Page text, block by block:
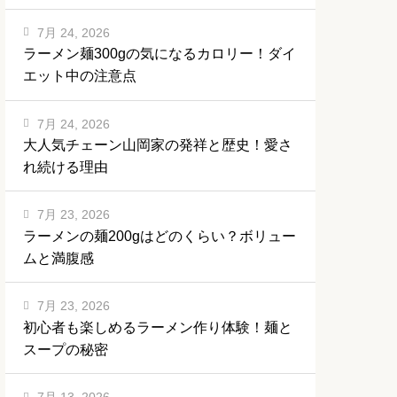
ラーメン麺300gの気になるカロリー！ダイ
エット中の注意点
7月 24, 2026
大人気チェーン山岡家の発祥と歴史！愛さ
れ続ける理由
7月 24, 2026
ラーメンの麺200gはどのくらい？ボリュー
ムと満腹感
7月 23, 2026
初心者も楽しめるラーメン作り体験！麺と
スープの秘密
7月 23, 2026